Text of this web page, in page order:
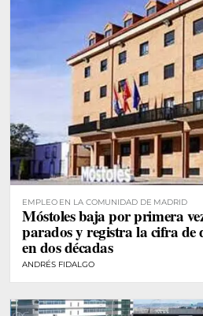
EMPLEO EN LA COMUNIDAD DE MADRID
Móstoles baja por primera
parados y registra la cifra de
en dos décadas
ANDRÉS FIDALGO